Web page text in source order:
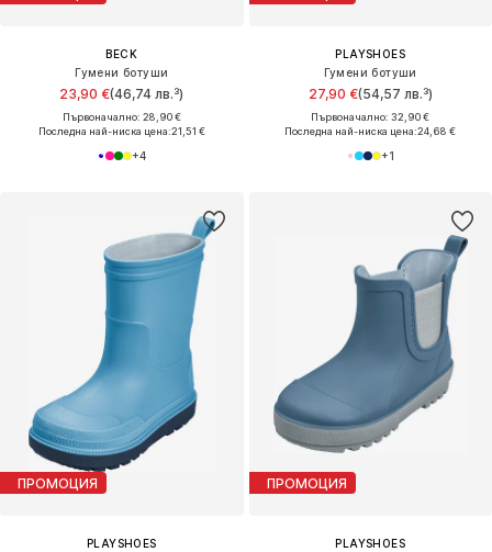
BECK
Гумени ботуши
23,90 €(46,74 лв.³)
Първоначално: 28,90 €
Последна най-ниска цена:21,51 €
+4
PLAYSHOES
Гумени ботуши
27,90 €(54,57 лв.³)
Първоначално: 32,90 €
Последна най-ниска цена:24,68 €
+1
ПРОМОЦИЯ
PLAYSHOES
ПРОМОЦИЯ
PLAYSHOES